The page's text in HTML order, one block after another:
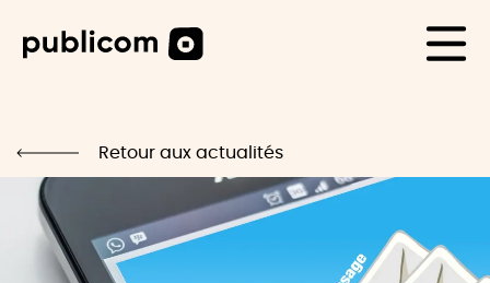
CAS CLIENTS
Blog
Carrière
Contact
Retour aux actualités